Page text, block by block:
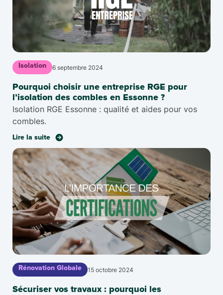
Isolation 6 septembre 2024
Pourquoi choisir une entreprise RGE pour
l’isolation des combles en Essonne ?
Isolation RGE Essonne : qualité et aides pour vos
combles.
Lire la suite
Rénovation Globale 15 octobre 2024
Sécuriser vos travaux : pourquoi les